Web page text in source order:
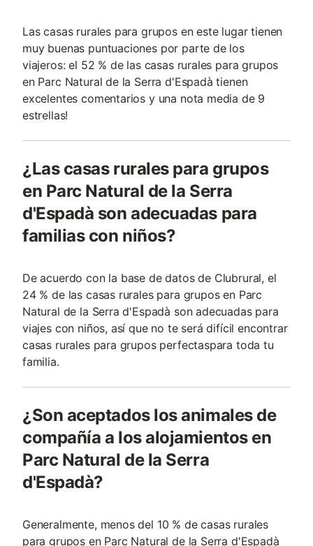
Las casas rurales para grupos en este lugar tienen
muy buenas puntuaciones por parte de los
viajeros: el 52 % de las casas rurales para grupos
en Parc Natural de la Serra d'Espadà tienen
excelentes comentarios y una nota media de 9
estrellas!
¿Las casas rurales para grupos
en Parc Natural de la Serra
d'Espadà son adecuadas para
familias con niños?
De acuerdo con la base de datos de Clubrural, el
24 % de las casas rurales para grupos en Parc
Natural de la Serra d'Espadà son adecuadas para
viajes con niños, así que no te será difícil encontrar
casas rurales para grupos perfectaspara toda tu
familia.
¿Son aceptados los animales de
compañía a los alojamientos en
Parc Natural de la Serra
d'Espadà?
Generalmente, menos del 10 % de casas rurales
para grupos en Parc Natural de la Serra d'Espadà